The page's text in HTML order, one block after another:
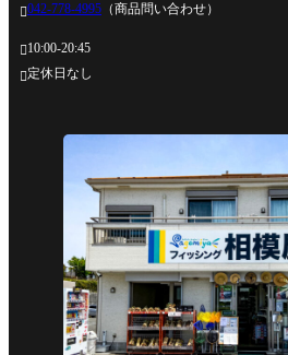
042-778-4995 （商品問い合わせ）
10:00-20:45
定休日なし